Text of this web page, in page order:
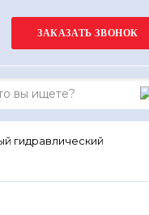
гидравлический